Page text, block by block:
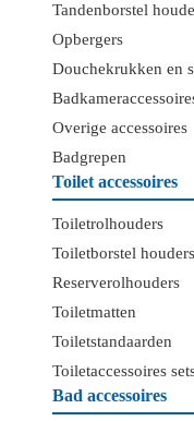
Tandenborstel
Opbergers
Douchekrukken en
Overige accessoires
Badgrepen
Toilet accessoires
Toiletrolhouders
Toiletborstel houders
Reserverolhouders
Toiletmatten
Toiletstandaarden
Toiletaccessoires
Bad accessoires